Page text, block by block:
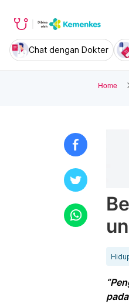
Chat dengan Dokter
Home